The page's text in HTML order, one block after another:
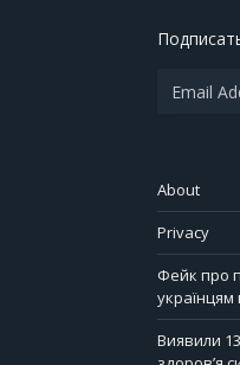
About
Privacy
Фейк про
українцям
Виявили